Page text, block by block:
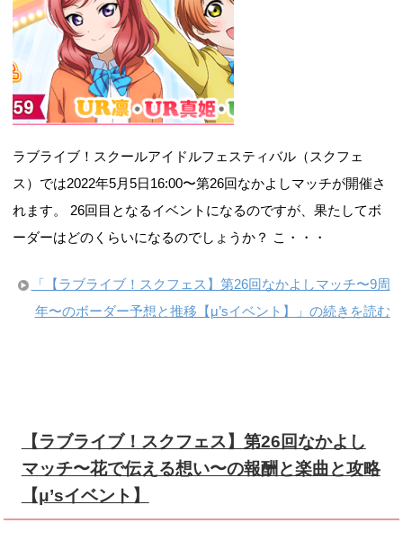
ラブライブ！スクールアイドルフェスティバル（スクフェ
ス）では2022年5月5日16:00〜第26回なかよしマッチが開催さ
れます。 26回目となるイベントになるのですが、果たしてボ
ーダーはどのくらいになるのでしょうか？ こ・・・
「【ラブライブ！スクフェス】第26回なかよしマッチ〜9周
年〜のボーダー予想と推移【μ’sイベント】」の続きを読む
【ラブライブ！スクフェス】第26回なかよし
マッチ〜花で伝える想い〜の報酬と楽曲と攻略
【μ’sイベント】